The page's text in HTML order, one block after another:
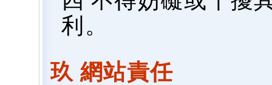
利。
玖 網站責任